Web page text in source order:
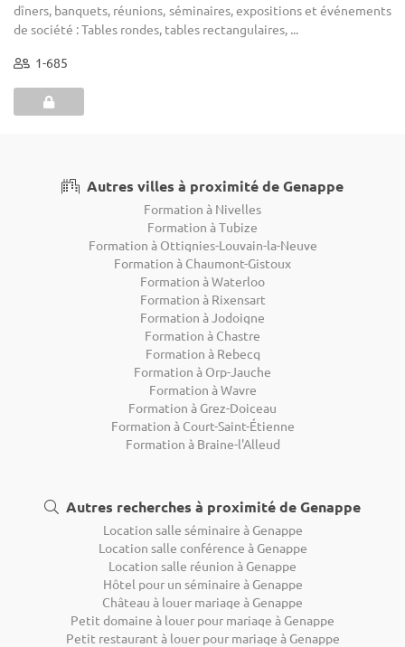
dîners, banquets, réunions, séminaires, expositions et événements
de société : Tables rondes, tables rectangulaires, ...
1-685
Autres villes à proximité de Genappe
Formation à Nivelles
Formation à Tubize
Formation à Ottignies-Louvain-la-Neuve
Formation à Chaumont-Gistoux
Formation à Waterloo
Formation à Rixensart
Formation à Jodoigne
Formation à Chastre
Formation à Rebecq
Formation à Orp-Jauche
Formation à Wavre
Formation à Grez-Doiceau
Formation à Court-Saint-Étienne
Formation à Braine-l'Alleud
Autres recherches à proximité de Genappe
Location salle séminaire à Genappe
Location salle conférence à Genappe
Location salle réunion à Genappe
Hôtel pour un séminaire à Genappe
Château à louer mariage à Genappe
Petit domaine à louer pour mariage à Genappe
Petit restaurant à louer pour mariage à Genappe